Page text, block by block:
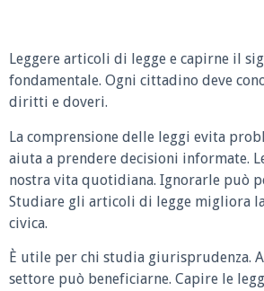
Leggere articoli di legge e capirne il
fondamentale. Ogni cittadino deve
diritti e doveri.
La comprensione delle leggi evita
aiuta a prendere decisioni informate.
nostra vita quotidiana. Ignorarle può
Studiare gli articoli di legge migliora la
civica.
È utile per chi studia giurisprudenza.
settore può beneficiarne. Capire le